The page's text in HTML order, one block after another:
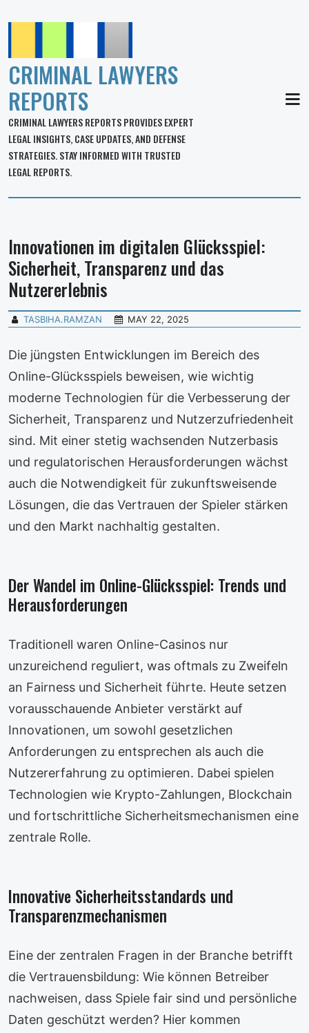
CRIMINAL LAWYERS
REPORTS
CRIMINAL LAWYERS REPORTS PROVIDES EXPERT
LEGAL INSIGHTS, CASE UPDATES, AND DEFENSE
STRATEGIES. STAY INFORMED WITH TRUSTED
LEGAL REPORTS.
Innovationen im digitalen Glücksspiel:
Sicherheit, Transparenz und das
Nutzererlebnis
TASBIHA.RAMZAN MAY 22, 2025
Die jüngsten Entwicklungen im Bereich des
Online-Glücksspiels beweisen, wie wichtig
moderne Technologien für die Verbesserung der
Sicherheit, Transparenz und Nutzerzufriedenheit
sind. Mit einer stetig wachsenden Nutzerbasis
und regulatorischen Herausforderungen wächst
auch die Notwendigkeit für zukunftsweisende
Lösungen, die das Vertrauen der Spieler stärken
und den Markt nachhaltig gestalten.
Der Wandel im Online-Glücksspiel: Trends und
Herausforderungen
Traditionell waren Online-Casinos nur
unzureichend reguliert, was oftmals zu Zweifeln
an Fairness und Sicherheit führte. Heute setzen
vorausschauende Anbieter verstärkt auf
Innovationen, um sowohl gesetzlichen
Anforderungen zu entsprechen als auch die
Nutzererfahrung zu optimieren. Dabei spielen
Technologien wie Krypto-Zahlungen, Blockchain
und fortschrittliche Sicherheitsmechanismen eine
zentrale Rolle.
Innovative Sicherheitsstandards und
Transparenzmechanismen
Eine der zentralen Fragen in der Branche betrifft
die Vertrauensbildung: Wie können Betreiber
nachweisen, dass Spiele fair sind und persönliche
Daten geschützt werden? Hier kommen